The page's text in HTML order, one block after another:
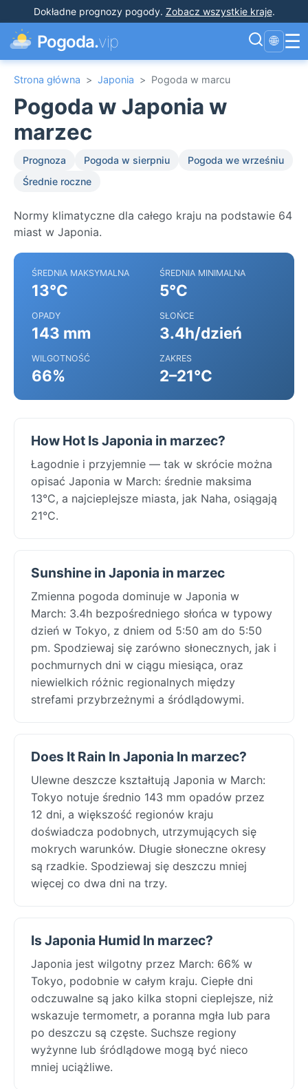
Dokładne prognozy pogody. Zobacz wszystkie kraje.
Pogoda.vip 🌐 ☰
Strona główna > Japonia > Pogoda w marcu
Pogoda w Japonia w
marzec
Prognoza Pogoda w sierpniu
Pogoda we wrześniu
Średnie roczne
Normy klimatyczne dla całego kraju na podstawie 64
miast w Japonia.
ŚREDNIA MAKSYMALNA
13°C
ŚREDNIA MINIMALNA
5°C
OPADY
143 mm
SŁOŃCE
3.4h/dzień
WILGOTNOŚĆ
66%
ZAKRES
2–21°C
How Hot Is Japonia in marzec?
Łagodnie i przyjemnie — tak w skrócie można
opisać Japonia w March: średnie maksima
13°C, a najcieplejsze miasta, jak Naha, osiągają
21°C.
Sunshine in Japonia in marzec
Zmienna pogoda dominuje w Japonia w
March: 3.4h bezpośredniego słońca w typowy
dzień w Tokyo, z dniem od 5:50 am do 5:50
pm. Spodziewaj się zarówno słonecznych, jak i
pochmurnych dni w ciągu miesiąca, oraz
niewielkich różnic regionalnych między
strefami przybrzeżnymi a śródlądowymi.
Does It Rain In Japonia In marzec?
Ulewne deszcze kształtują Japonia w March:
Tokyo notuje średnio 143 mm opadów przez
12 dni, a większość regionów kraju
doświadcza podobnych, utrzymujących się
mokrych warunków. Długie słoneczne okresy
są rzadkie. Spodziewaj się deszczu mniej
więcej co dwa dni na trzy.
Is Japonia Humid In marzec?
Japonia jest wilgotny przez March: 66% w
Tokyo, podobnie w całym kraju. Ciepłe dni
odczuwalne są jako kilka stopni cieplejsze, niż
wskazuje termometr, a poranna mgła lub para
po deszczu są częste. Suchsze regiony
wyżynne lub śródlądowe mogą być nieco
mniej uciążliwe.